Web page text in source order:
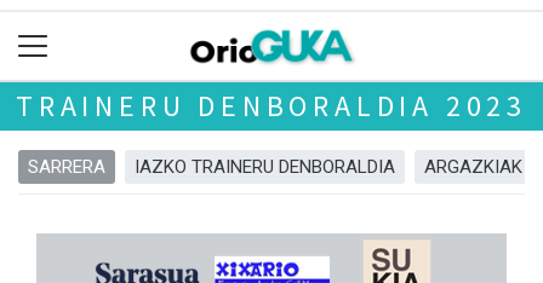
TRAINERU DENBORALDIA 2023
SARRERA IAZKO TRAINERU DENBORALDIA ARGAZKIAK